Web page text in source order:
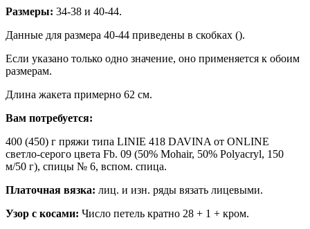
Размеры: 34-38 и 40-44.
Данные для размера 40-44 приведены в скобках ().
Если указано только одно значение, оно применяется к обоим
размерам.
Длина жакета примерно 62 см.
Вам потребуется:
400 (450) г пряжи типа LINIE 418 DAVINA от ONLINE
светло-серого цвета Fb. 09 (50% Mohair, 50% Polyacryl, 150
м/50 г), спицы № 6, вспом. спица.
Платочная вязка: лиц. и изн. ряды вязать лицевыми.
Узор с косами: Число петель кратно 28 + 1 + кром.